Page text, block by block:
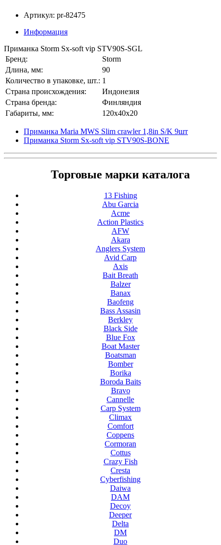
Артикул: pr-82475
Информация
Приманка Storm Sx-soft vip STV90S-SGL
Бренд:
Storm
Длина, мм:
90
Количество в упаковке, шт.: 1
Страна происхождения:
Индонезия
Страна бренда:
Финляндия
Габариты, мм:
120x40x20
Приманка Maria MWS Slim crawler 1,8in S/K 9шт
Приманка Storm Sx-soft vip STV90S-BONE
Торговые марки каталога
13 Fishing
Abu Garcia
Acme
Action Plastics
AFW
Akara
Anglers System
Avid Carp
Axis
Bait Breath
Balzer
Banax
Baofeng
Bass Assasin
Berkley
Black Side
Blue Fox
Boat Master
Boatsman
Bomber
Borika
Boroda Baits
Bravo
Cannelle
Carp System
Climax
Comfort
Coppens
Cormoran
Cottus
Crazy Fish
Cresta
Cyberfishing
Daiwa
DAM
Decoy
Deeper
Delta
DM
Duo